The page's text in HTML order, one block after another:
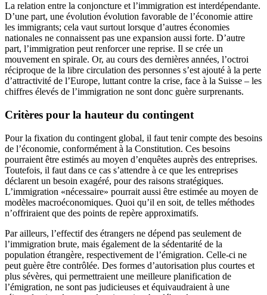
La relation entre la conjoncture et l’immigration est interdépendante.
D’une part, une évolution évolution favorable de l’économie attire
les immigrants; cela vaut surtout lorsque d’autres économies
nationales ne connaissent pas une expansion aussi forte. D’autre
part, l’immigration peut renforcer une reprise. Il se crée un
mouvement en spirale. Or, au cours des dernières années, l’octroi
réciproque de la libre circulation des personnes s’est ajouté à la perte
d’attractivité de l’Europe, luttant contre la crise, face à la Suisse – les
chiffres élevés de l’immigration ne sont donc guère surprenants.
Critères pour la hauteur du contingent
Pour la fixation du contingent global, il faut tenir compte des besoins
de l’économie, conformément à la Constitution. Ces besoins
pourraient être estimés au moyen d’enquêtes auprès des entreprises.
Toutefois, il faut dans ce cas s’attendre à ce que les entreprises
déclarent un besoin exagéré, pour des raisons stratégiques.
L’immigration «nécessaire» pourrait aussi être estimée au moyen de
modèles macroéconomiques. Quoi qu’il en soit, de telles méthodes
n’offriraient que des points de repère approximatifs.
Par ailleurs, l’effectif des étrangers ne dépend pas seulement de
l’immigration brute, mais également de la sédentarité de la
population étrangère, respectivement de l’émigration. Celle-ci ne
peut guère être contrôlée. Des formes d’autorisation plus courtes et
plus sévères, qui permettraient une meilleure planification de
l’émigration, ne sont pas judicieuses et équivaudraient à une